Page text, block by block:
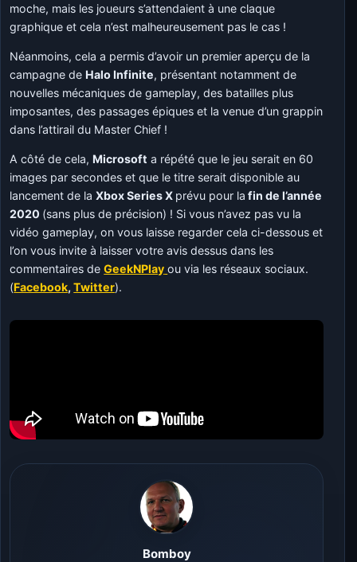
moche, mais les joueurs s’attendaient à une claque
graphique et cela n’est malheureusement pas le cas !
Néanmoins, cela a permis d’avoir un premier aperçu de la
campagne de Halo Infinite, présentant notamment de
nouvelles mécaniques de gameplay, des batailles plus
imposantes, des passages épiques et la venue d’un grappin
dans l’attirail du Master Chief !
A côté de cela, Microsoft a répété que le jeu serait en 60
images par secondes et que le titre serait disponible au
lancement de laXbox Series X prévu pour la fin de l’année
2020 (sans plus de précision) ! Si vous n’avez pas vu la
vidéo gameplay, on vous laisse regarder cela ci-dessous et
l’on vous invite à laisser votre avis dessus dans les
commentaires deGeekNPlay ou via les réseaux sociaux.
(Facebook,Twitter).
Bomboy